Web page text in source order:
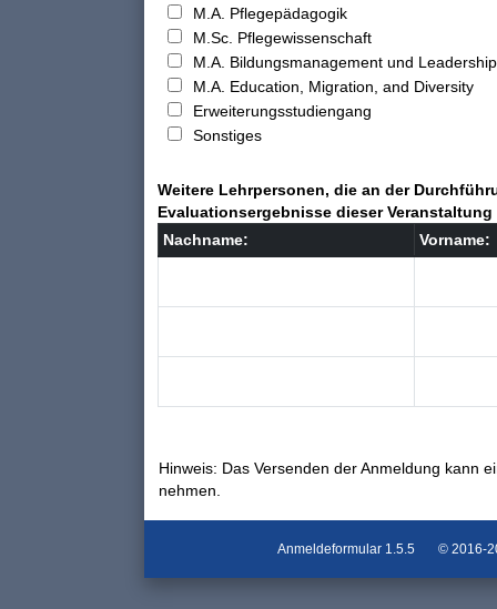
M.A. Pflegepädagogik
M.Sc. Pflegewissenschaft
M.A. Bildungsmanagement und
M.A. Education, Migration, and Diversity
Erweiterungsstudiengang
Sonstiges
Weitere Lehrpersonen, die an der
Evaluationsergebnisse dieser
Nachname:
Vorname:
Hinweis: Das Versenden der Anmeldung kann
nehmen.
Anmeldeformular 1.5.5 © 2016-